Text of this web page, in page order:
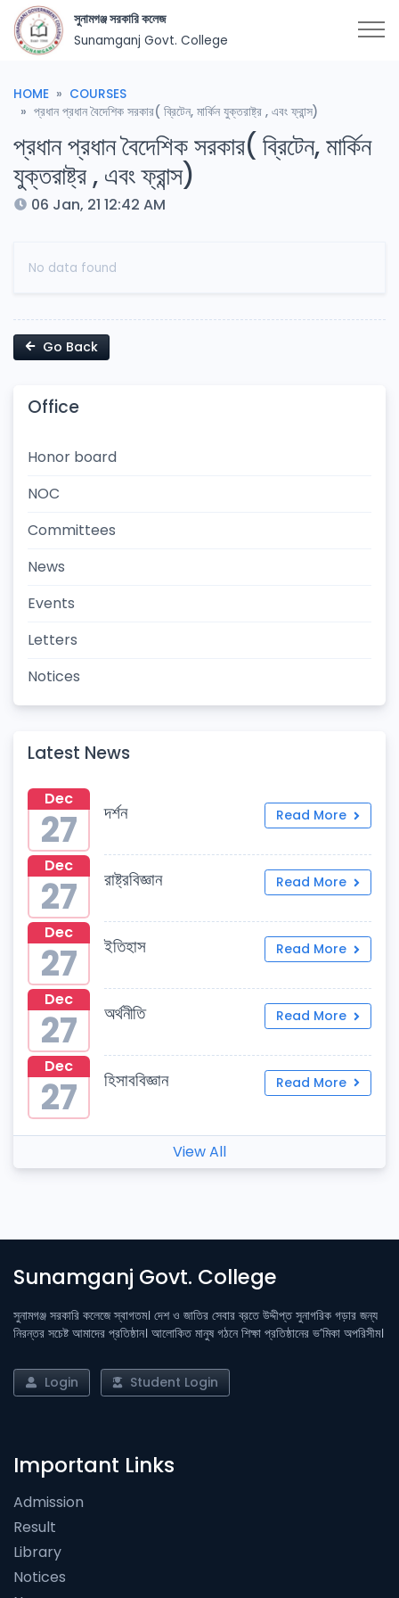
সুনামগঞ্জ সরকারি কলেজ
Sunamganj Govt. College
HOME
COURSES
প্রধান প্রধান বৈদেশিক সরকার( ব্রিটেন, মার্কিন যুক্তরাষ্ট্র , এবং ফ্রান্স)
প্রধান প্রধান বৈদেশিক সরকার( ব্রিটেন, মার্কিন
যুক্তরাষ্ট্র , এবং ফ্রান্স)
06 Jan, 21 12:42 AM
No data found
Go Back
Office
Honor board
NOC
Committees
News
Events
Letters
Notices
Latest News
Dec
27 দর্শন Read More
Dec
27 রাষ্ট্রবিজ্ঞান Read More
Dec
27 ইতিহাস Read More
Dec
27 অর্থনীতি Read More
Dec
27 হিসাববিজ্ঞান Read More
View All
Sunamganj Govt. College
সুনামগঞ্জ সরকারি কলেজে স্বাগতম। দেশ ও জাতির সেবার ব্রতে উদ্দীপ্ত সুনাগরিক গড়ার জন্য
নিরন্তর সচেষ্ট আমাদের প্রতিষ্ঠান। আলোকিত মানুষ গঠনে শিক্ষা প্রতিষ্ঠানের ভ’মিকা অপরিসীম।
Login Student Login
Important Links
Admission
Result
Library
Notices